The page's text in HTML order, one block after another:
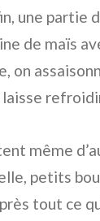
une partie
de maïs
on
même
petits
tout ce